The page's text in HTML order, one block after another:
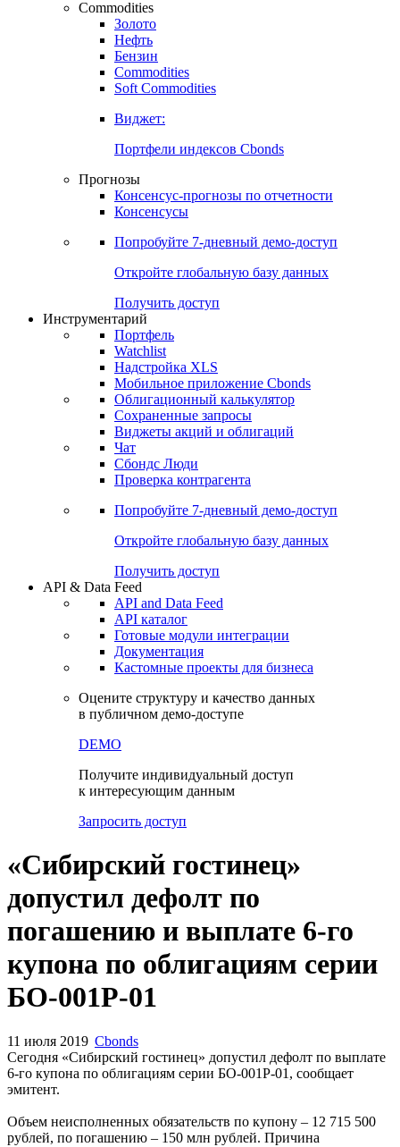
Commodities
Золото
Нефть
Бензин
Commodities
Soft Commodities
Виджет:
Портфели индексов Cbonds
Прогнозы
Консенсус-прогнозы по отчетности
Консенсусы
Попробуйте 7-дневный демо-доступ
Откройте глобальную базу данных
Получить доступ
Инструментарий
Портфель
Watchlist
Надстройка XLS
Мобильное приложение Cbonds
Облигационный калькулятор
Сохраненные запросы
Виджеты акций и облигаций
Чат
Сбондс Люди
Проверка контрагента
Попробуйте 7-дневный демо-доступ
Откройте глобальную базу данных
Получить доступ
API & Data Feed
API and Data Feed
API каталог
Готовые модули интеграции
Документация
Кастомные проекты для бизнеса
Оцените структуру и качество данных
в публичном демо-доступе
DEMO
Получите индивидуальный доступ
к интересующим данным
Запросить доступ
«Сибирский гостинец»
допустил дефолт по
погашению и выплате 6-го
купона по облигациям серии
БО-001Р-01
11 июля 2019 Cbonds
Сегодня «Сибирский гостинец» допустил дефолт по выплате
6-го купона по облигациям серии БО-001Р-01, сообщает
эмитент.
Объем неисполненных обязательств по купону – 12 715 500
рублей, по погашению – 150 млн рублей. Причина